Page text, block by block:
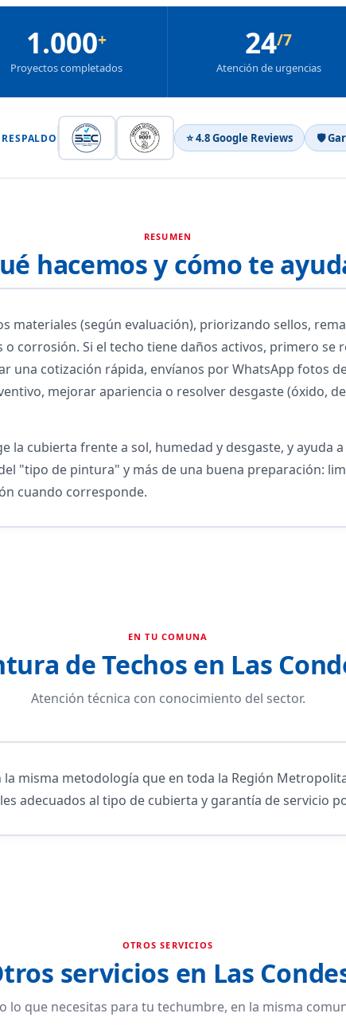
1.000+
Proyectos completados
24/7
Atención de urgencias
⭐ 4.8 Google Reviews 🛡
RESUMEN
hacemos y cómo te
materiales (según evaluación), priorizando sellos,
corrosión. Si el techo tiene daños activos, primero se
una cotización rápida, envíanos por WhatsApp fotos
mejorar apariencia o resolver desgaste (óxido,
la cubierta frente a sol, humedad y desgaste, y ayuda
"tipo de pintura" y más de una buena preparación:
cuando corresponde.
EN TU COMUNA
de Techos en Las
Atención técnica con conocimiento del sector.
la misma metodología que en toda la Región
adecuados al tipo de cubierta y garantía de servicio
OTROS SERVICIOS
servicios en Las
lo que necesitas para tu techumbre, en la misma